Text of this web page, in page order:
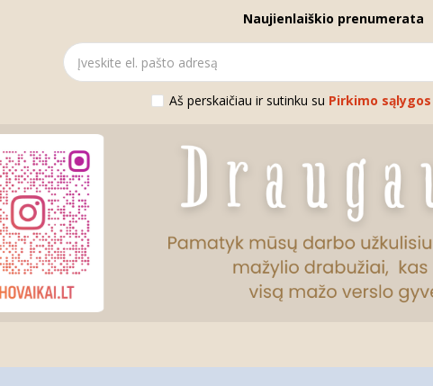
Naujienlaiškio prenumerata
Aš perskaičiau ir sutinku su Pirkimo